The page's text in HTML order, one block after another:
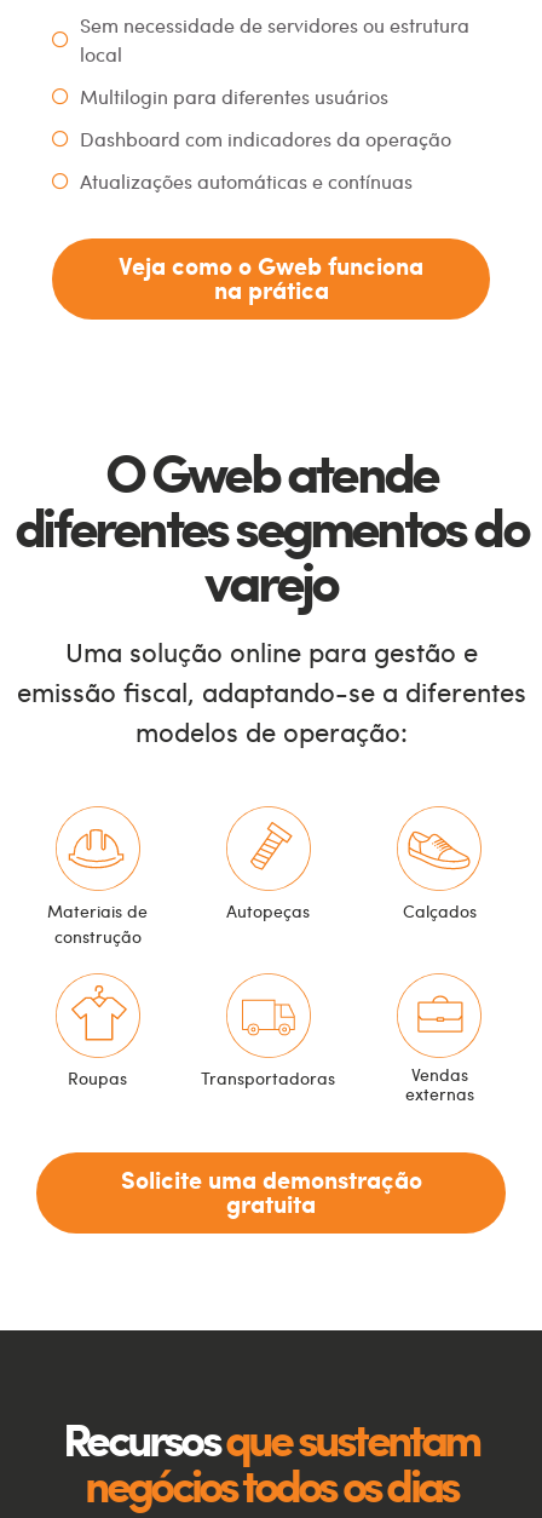
Sem necessidade de servidores ou estrutura
local
Multilogin para diferentes usuários
Dashboard com indicadores da operação
Atualizações automáticas e contínuas
Veja como o Gweb funciona
na prática
O Gweb atende
diferentes segmentos do
varejo
Uma solução online para gestão e
emissão fiscal, adaptando-se a diferentes
modelos de operação:
Materiais de
construção
Autopeças Calçados
Roupas Transportadoras
Vendas
externas
Solicite uma demonstração
gratuita
Recursosque sustentam
negócios todos os dias